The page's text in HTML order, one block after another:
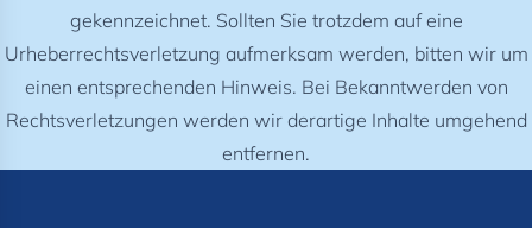
gekennzeichnet. Sollten Sie trotzdem auf eine
Urheberrechtsverletzung aufmerksam werden, bitten wir um
einen entsprechenden Hinweis. Bei Bekanntwerden von
Rechtsverletzungen werden wir derartige Inhalte umgehend
entfernen.